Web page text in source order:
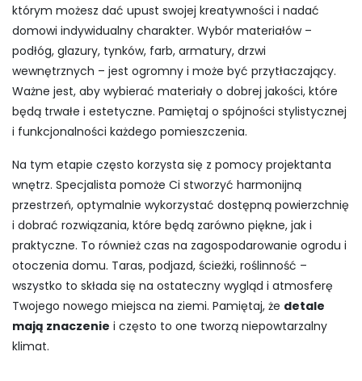
którym możesz dać upust swojej kreatywności i nadać
domowi indywidualny charakter. Wybór materiałów –
podłóg, glazury, tynków, farb, armatury, drzwi
wewnętrznych – jest ogromny i może być przytłaczający.
Ważne jest, aby wybierać materiały o dobrej jakości, które
będą trwałe i estetyczne. Pamiętaj o spójności stylistycznej
i funkcjonalności każdego pomieszczenia.
Na tym etapie często korzysta się z pomocy projektanta
wnętrz. Specjalista pomoże Ci stworzyć harmonijną
przestrzeń, optymalnie wykorzystać dostępną powierzchnię
i dobrać rozwiązania, które będą zarówno piękne, jak i
praktyczne. To również czas na zagospodarowanie ogrodu i
otoczenia domu. Taras, podjazd, ścieżki, roślinność –
wszystko to składa się na ostateczny wygląd i atmosferę
Twojego nowego miejsca na ziemi. Pamiętaj, że detale
mają znaczenie i często to one tworzą niepowtarzalny
klimat.